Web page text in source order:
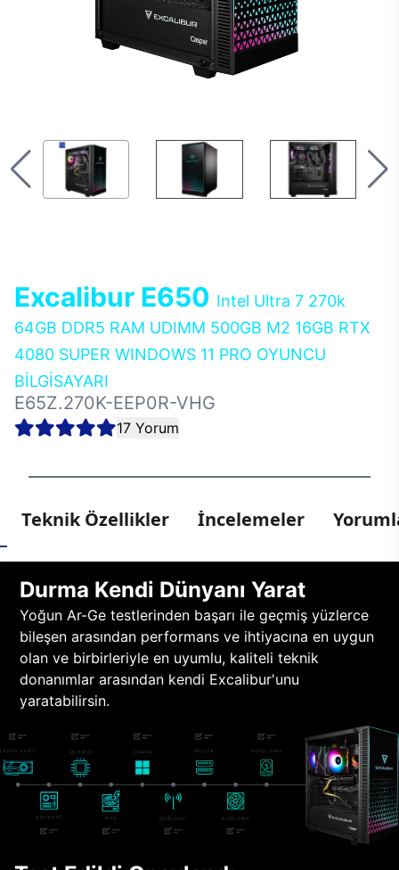
Excalibur E650 Intel Ultra 7 270k
64GB DDR5 RAM UDIMM 500GB M2 16GB RTX
4080 SUPER WINDOWS 11 PRO OYUNCU
BİLGİSAYARI
E65Z.270K-EEP0R-VHG
17 Yorum
Teknik Özellikler İncelemeler
Durma Kendi Dünyanı Yarat
Yoğun Ar-Ge testlerinden başarı ile geçmiş yüzlerce
bileşen arasından performans ve ihtiyacına en uygun
olan ve birbirleriyle en uyumlu, kaliteli teknik
donanımlar arasından kendi Excalibur'unu
yaratabilirsin.